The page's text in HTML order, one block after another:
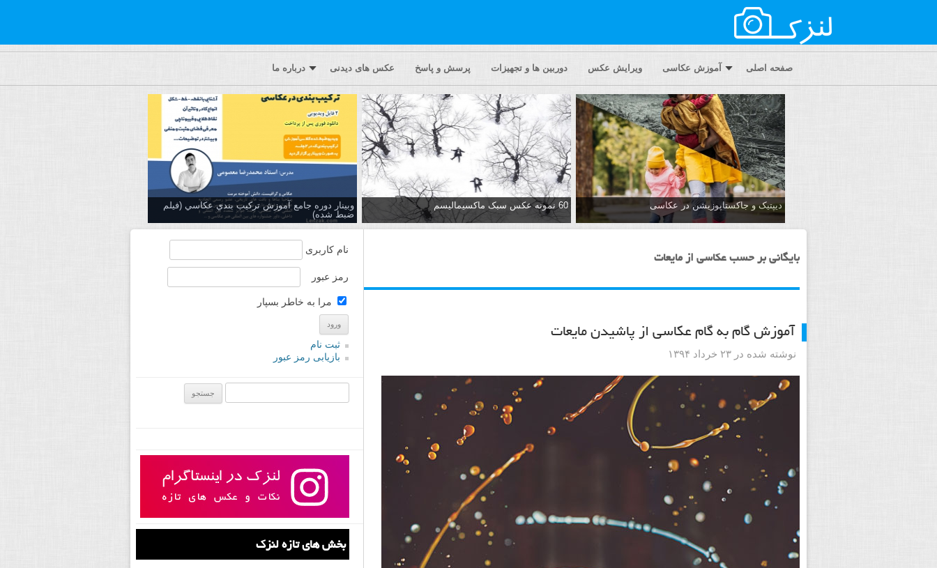
صفحه اصلی آموزش عکاسی ویرایش عکس دوربین ها و تجهیزات پرسش و پاسخ عکس های دیدنی درباره ما
دیپتیک و جاکستا‌پوزیشن در عکاسی 60 نمونه عکس سبک ماکسیمالیسم
وبینار دوره جامع آموزش تركيب بندي عكاسي (فیلم
ضبط شده)
بایگانی بر حسب عکاسی از مایعات
آموزش گام به گام عکاسی از پاشیدن مایعات
نوشته شده در ۲۳ خرداد ۱۳۹۴
نام کاربری
رمز عبور
مرا به خاطر بسپار
ثبت نام
بازیابی رمز عبور
بخش های تازه لنزک